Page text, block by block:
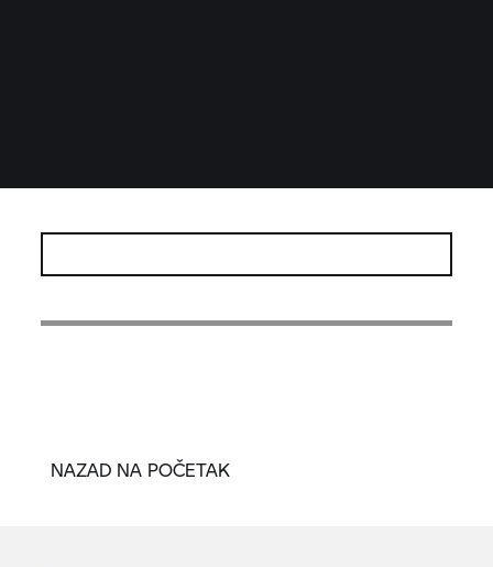
NAZAD NA POČETAK